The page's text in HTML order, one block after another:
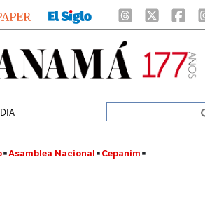
Asamblea Nacional Cepanim